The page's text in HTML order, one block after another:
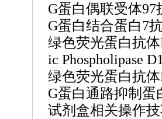
G蛋白偶联受体97
G蛋白结合蛋白7
绿色荧光蛋白抗体
ic Phospholipase
绿色荧光蛋白抗体
G蛋白通路抑制蛋
试剂盒相关操作